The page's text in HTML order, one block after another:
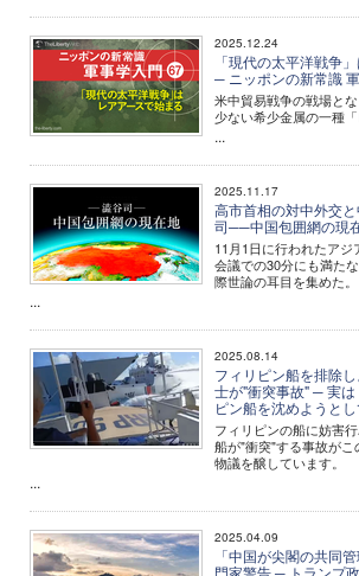
2025.12.24
「現代の太平洋戦争
─ ニッポンの新常識
米中貿易戦争の戦場と
少ない希少金属の一種
...
2025.11.17
高市首相の対中外交
司──中国包囲網の現
11月1日に行われたア
会議での30分にも満た
際世論の耳目を集めた。
...
2025.08.14
フィリピン船を排除
士が"衝突事故" ─ 実
ピン船を沈めようと
フィリピンの船に妨害
船が"衝突"する事故が
物議を醸しています。
...
2025.04.09
「中国が尖閣の共同
門家警告 ─ トランプ